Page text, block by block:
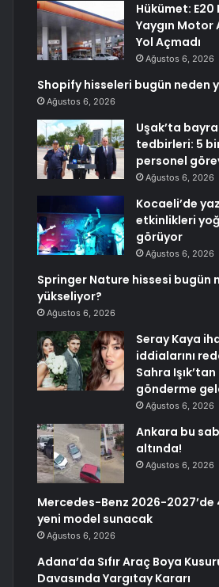
Hükümet: E20
Yaygın Motor
Yol Açmadı
Ağustos 6, 2026
Shopify hisseleri bugün neden
Ağustos 6, 2026
Uşak’ta
tedbirleri: 5
personel
Ağustos 6, 2026
Kocaeli’de
etkinlikleri
görüyor
Ağustos 6, 2026
Springer Nature hissesi bugün
yükseliyor?
Ağustos 6, 2026
Seray Kaya
iddialarını
Sahra
gönderme
Ağustos 6, 2026
Ankara bu
altında!
Ağustos 6, 2026
Mercedes-Benz 2026-2027’de
yeni model sunacak
Ağustos 6, 2026
Adana’da Sıfır Araç Boya
Davasında Yargıtay Kararı